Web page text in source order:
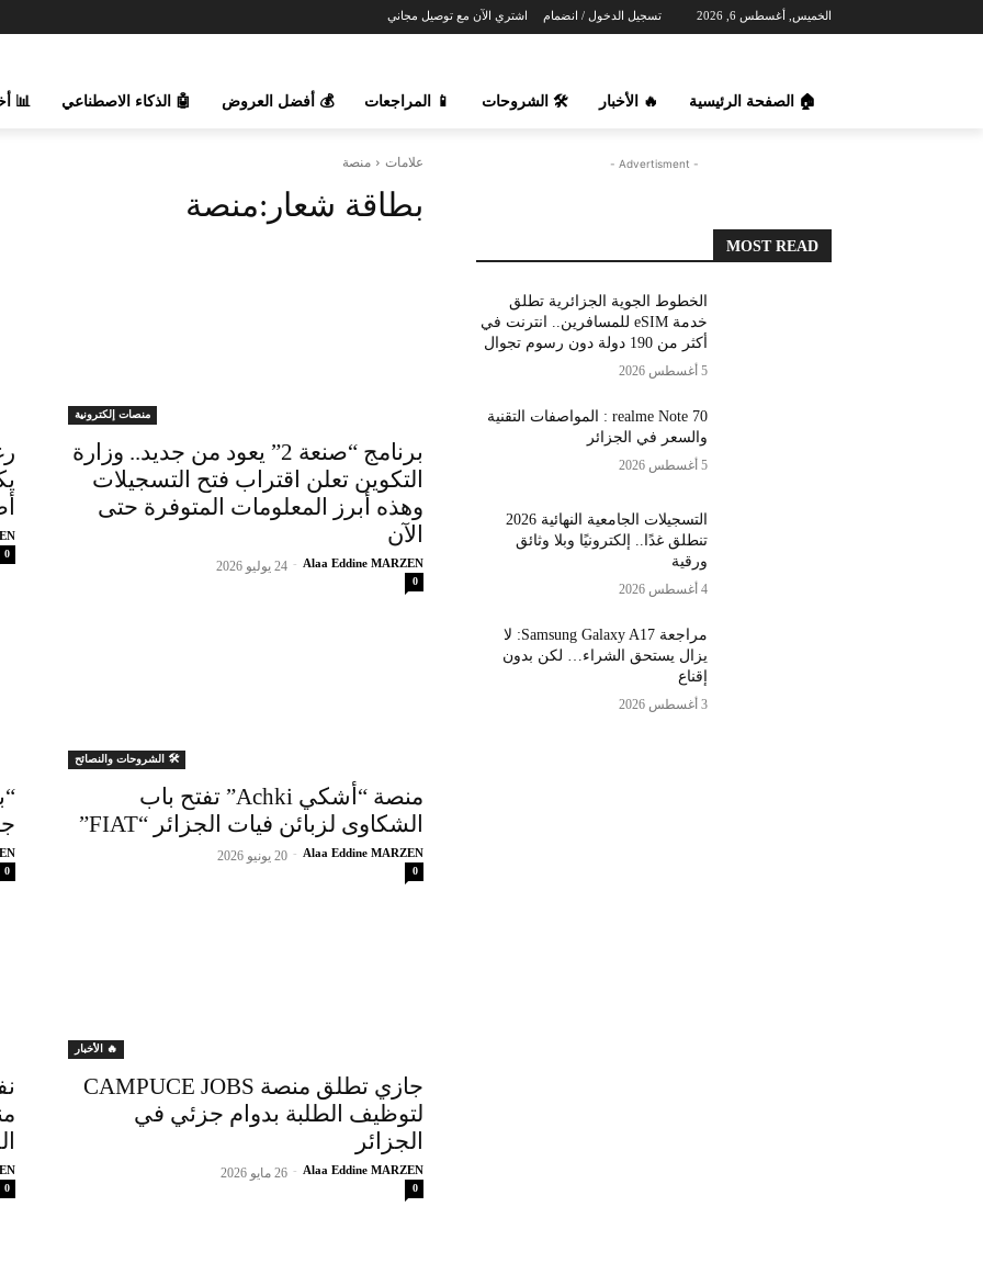
الخميس, أغسطس 6, 2026 تسجيل الدخول / انضمام اشتري الآن مع توصيل مجاني
🏠 الصفحة الرئيسية 🔥 الأخبار 🛠️ الشروحات 📱 المراجعات 💰 أفضل العروض 🤖 الذكاء الاصطناعي 📊
علامات منصة
بطاقة شعار:منصة
منصات إلكترونية
برنامج “صنعة 2” يعود من جديد.. وزارة
التكوين تعلن اقتراب فتح التسجيلات
وهذه أبرز المعلومات المتوفرة حتى
الآن
Alaa Eddine MARZEN
- 24 يوليو 2026
0
0
🛠️ الشروحات والنصائح
منصة “أشكي Achki” تفتح باب
الشكاوى لزبائن فيات الجزائر “FIAT”
Alaa Eddine MARZEN
- 20 يونيو 2026
0
0
🔥 الأخبار
جازي تطلق منصة CAMPUCE JOBS
لتوظيف الطلبة بدوام جزئي في
الجزائر
Alaa Eddine MARZEN
- 26 مايو 2026
0
0
- Advertisment -
MOST READ
الخطوط الجوية الجزائرية تطلق
خدمة eSIM للمسافرين.. انترنت في
أكثر من 190 دولة دون رسوم تجوال
5 أغسطس 2026
realme Note 70 : المواصفات التقنية
والسعر في الجزائر
5 أغسطس 2026
التسجيلات الجامعية النهائية 2026
تنطلق غدًا.. إلكترونيًا وبلا وثائق
ورقية
4 أغسطس 2026
مراجعة Samsung Galaxy A17: لا
يزال يستحق الشراء… لكن بدون
إقناع
3 أغسطس 2026